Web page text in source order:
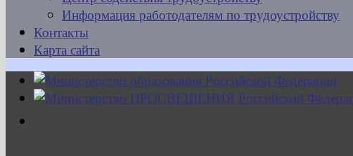
Информация работодателям по трудоустройству
Контакты
Карта сайта